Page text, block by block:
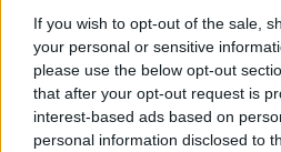
If you wish to opt-out of the sale,
your personal or sensitive
please use the below opt-out
that after your opt-out request is
interest-based ads based on
personal information disclosed to
Agnieszka Waś-Turecka
Dzisiaj 07:41
3 min
Reklama
Reklama